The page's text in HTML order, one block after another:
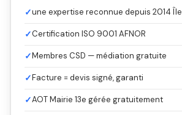
✓une expertise reconnue depuis 2014
✓Certification ISO 9001 AFNOR
✓Membres CSD — médiation gratuite
✓Facture = devis signé, garanti
✓AOT Mairie 13e gérée gratuitement